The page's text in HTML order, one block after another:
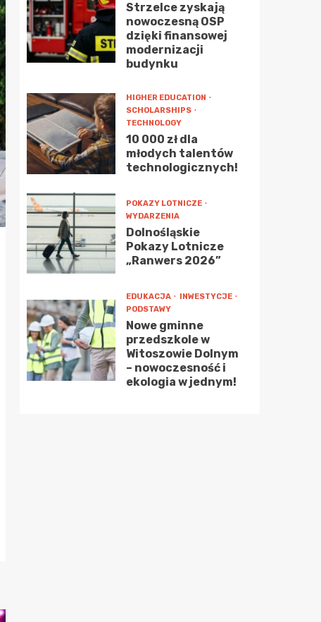
Strzelce zyskają
nowoczesną OSP
dzięki finansowej
modernizacji
budynku
HIGHER EDUCATION
SCHOLARSHIPS
TECHNOLOGY
10 000 zł dla
młodych talentów
technologicznych!
POKAZY LOTNICZE
WYDARZENIA
Dolnośląskie
Pokazy Lotnicze
„Ranwers 2026”
EDUKACJA
INWESTYCJE
PODSTAWY
Nowe gminne
przedszkole w
Witoszowie Dolnym
– nowoczesność i
ekologia w jednym!